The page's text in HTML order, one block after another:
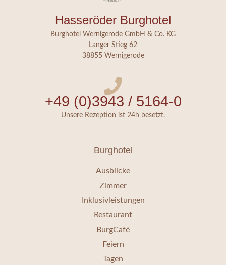
Hasseröder Burghotel
Burghotel Wernigerode GmbH & Co. KG
Langer Stieg 62
38855 Wernigerode
+49 (0)3943 / 5164-0
Unsere Rezeption ist 24h besetzt.
Burghotel
Ausblicke
Zimmer
Inklusivleistungen
Restaurant
BurgCafé
Feiern
Tagen